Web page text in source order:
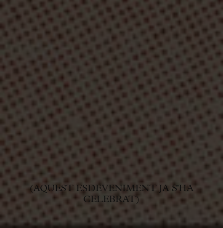
(AQUEST ESDEVENIMENT JA S'HA
CELEBRAT)